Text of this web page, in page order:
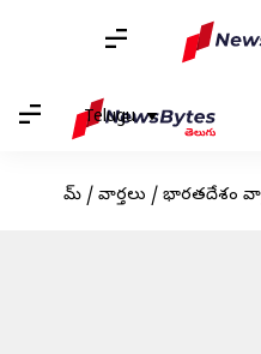
Telugu
హోమ్ / వార్తలు / భారతదేశం